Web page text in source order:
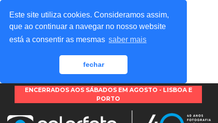
Este site utiliza cookies. Consideramos assim,
que ao continuar a navegar no nosso website
está a consentir as mesmas saber mais
fechar
ENCERRADOS AOS SÁBADOS EM AGOSTO - LISBOA E
PORTO